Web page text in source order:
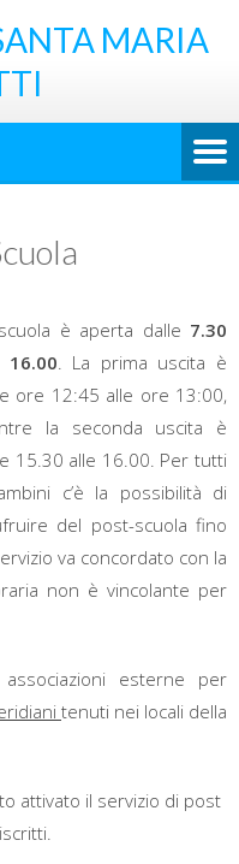
MARIA
è aperta dalle 7.30
16.00. La prima uscita è
ore 12:45 alle ore 13:00,
la seconda uscita è
15.30 alle 16.00. Per tutti
c’è la possibilità di
del post-scuola fino
va concordato con la
non è vincolante per
esterne per
tenuti nei locali della
attivato il servizio di post